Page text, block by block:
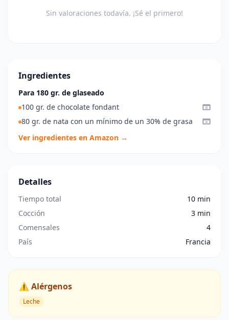
Sin valoraciones todavía. ¡Sé el primero!
Ingredientes
Para 180 gr. de glaseado
100 gr. de chocolate fondant
80 gr. de nata con un mínimo de un 30% de grasa
Ver ingredientes en Amazon →
Detalles
Tiempo total
10 min
Cocción
3 min
Comensales
4
País
Francia
⚠️ Alérgenos
Leche